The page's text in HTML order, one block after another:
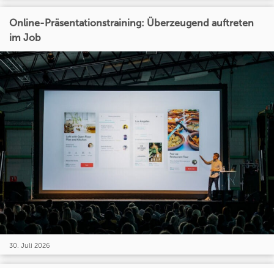
Online-Präsentationstraining: Überzeugend auftreten
im Job
30. Juli 2026